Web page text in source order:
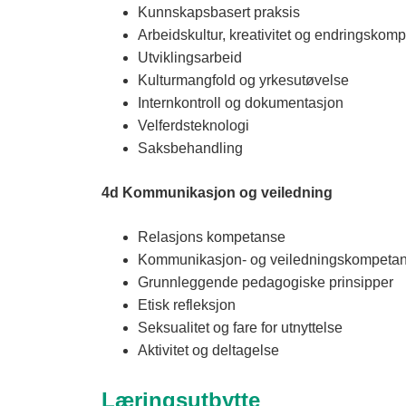
Kunnskapsbasert praksis
Arbeidskultur, kreativitet og
Utviklingsarbeid
Kulturmangfold og yrkesutøvelse
Internkontroll og dokumentasjon
Velferdsteknologi
Saksbehandling
4d Kommunikasjon og veiledning
Relasjons kompetanse
Kommunikasjon- og
Grunnleggende pedagogiske prinsipper
Etisk refleksjon
Seksualitet og fare for utnyttelse
Aktivitet og deltagelse
Læringsutbytte